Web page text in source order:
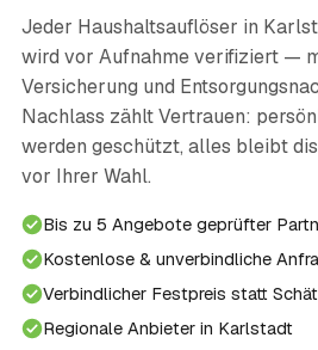
Jeder Haushaltsauflöser in
wird vor Aufnahme verifiziert —
Versicherung und
Nachlass zählt Vertrauen:
werden geschützt, alles bleibt
vor Ihrer Wahl.
Bis zu 5 Angebote geprüfter
Kostenlose & unverbindliche
Verbindlicher Festpreis statt
Regionale Anbieter in Karlstadt